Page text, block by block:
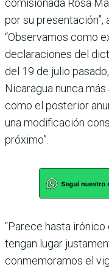
comisionada Rosa
por su presentación”,
“Observamos como
declaraciones del
del 19 de julio
Nicaragua nunca
como el posterior
una modificación
próximo”.
“Parece hasta
tengan lugar
conmemoramos el